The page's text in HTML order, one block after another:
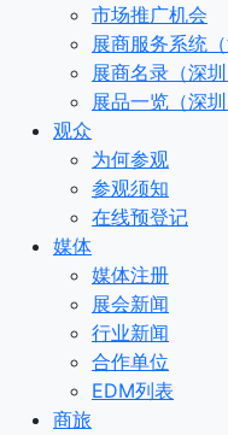
市场推广机会
展商服务系统（
展商名录（深圳
展品一览（深圳
观众
为何参观
参观须知
在线预登记
媒体
媒体注册
展会新闻
行业新闻
合作单位
EDM列表
商旅